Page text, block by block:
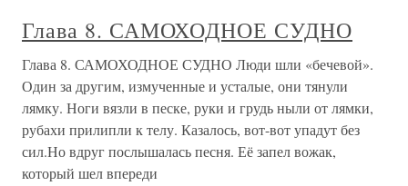
Глава 8. САМОХОДНОЕ СУДНО
Глава 8. САМОХОДНОЕ СУДНО Люди шли «бечевой».
Один за другим, измученные и усталые, они тянули
лямку. Ноги вязли в песке, руки и грудь ныли от лямки,
рубахи прилипли к телу. Казалось, вот-вот упадут без
сил.Но вдруг послышалась песня. Её запел вожак,
который шел впереди